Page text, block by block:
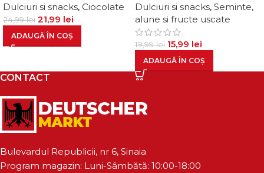
Dulciuri si snacks, Ciocolate
24,99lei 21,99 lei
ADAUGĂ ÎN COȘ
Dulciuri si snacks, Seminte,
alune si fructe uscate
19,99lei 15,99 lei
ADAUGĂ ÎN COȘ
CONTACT
Bulevardul Republicii, nr 6, Sinaia
Program magazin: Luni-Sâmbătă: 10:00-18:00